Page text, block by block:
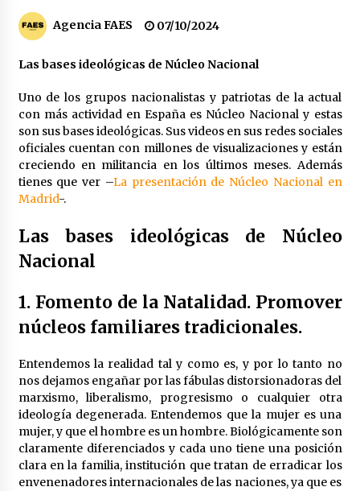
Los socios de Gobierno contra la Ley de
vivienda de Pedro Sánchez
Zapatero en el punto de mira de la Audiencia
Nacional por sus vínculos con Nicolás Maduro
09/01/2026
Las charos se manifiestan en Ferraz para
apoyar a Pedro Sánchez
Irene Montero habla de su sexualidad con
Vascongadas
Agencia FAES 07/10/2024
Las bases ideológicas de Núcleo Nacional
Uno de los grupos nacionalistas y patriotas de la actual
con más actividad en España es Núcleo Nacional y estas
son sus bases ideológicas. Sus videos en sus redes sociales
oficiales cuentan con millones de visualizaciones y están
creciendo en militancia en los últimos meses. Además
tienes que ver –La presentación de Núcleo Nacional en
Madrid-.
Las bases ideológicas de Núcleo
Nacional
1. Fomento de la Natalidad. Promover
núcleos familiares tradicionales.
Entendemos la realidad tal y como es, y por lo tanto no
nos dejamos engañar por las fábulas distorsionadoras del
marxismo, liberalismo, progresismo o cualquier otra
ideología degenerada. Entendemos que la mujer es una
mujer, y que el hombre es un hombre. Biológicamente son
claramente diferenciados y cada uno tiene una posición
clara en la familia, institución que tratan de erradicar los
envenenadores internacionales de las naciones, ya que es